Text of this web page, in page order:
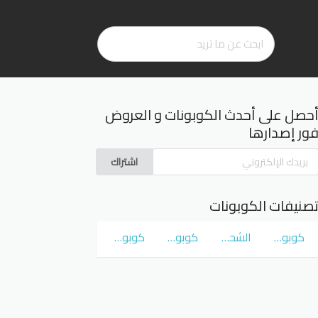
أحصل على أحدث الكوبونات و العروض
فور إصدارها
اشتراك
تصنيفات الكوبونات
كوبونات و عروض سوق كوم الشحن المجاني كوبونات و عروض نمشي Namshi كوبونات و عروض نون Noon